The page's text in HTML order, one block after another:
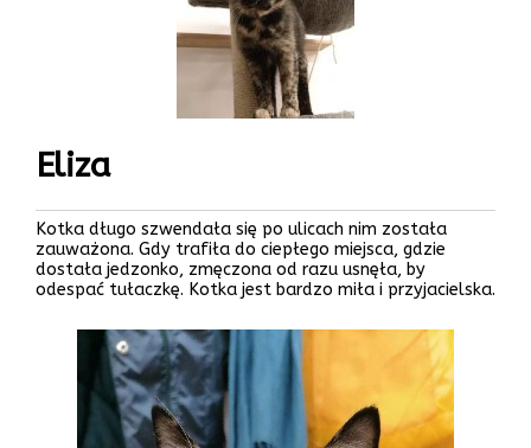
Eliza
Kotka długo szwendała się po ulicach nim została
zauważona. Gdy trafiła do ciepłego miejsca, gdzie
dostała jedzonko, zmęczona od razu usnęła, by
odespać tułaczkę. Kotka jest bardzo miła i przyjacielska.